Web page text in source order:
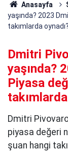
Anasayfa
yaşında? 2023
takımlarda oynadı?
Dmitri
yaşında?
Piyasa
Dmitri
piyasa değeri
şuan hangi